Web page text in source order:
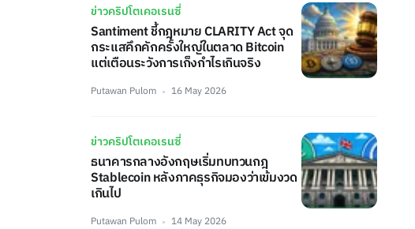
ข่าวคริปโตเคอเรนซี่
Santiment ชี้กฎหมาย CLARITY Act จุด
กระแสคึกคักครั้งใหญ่ในตลาด Bitcoin
แต่เตือนระวังการเก็งกำไรเกินจริง
Putawan Pulom 16 May 2026
ข่าวคริปโตเคอเรนซี่
ธนาคารกลางอังกฤษเริ่มทบทวนกฎ
Stablecoin หลังภาคธุรกิจมองว่าเข้มงวด
เกินไป
Putawan Pulom 14 May 2026